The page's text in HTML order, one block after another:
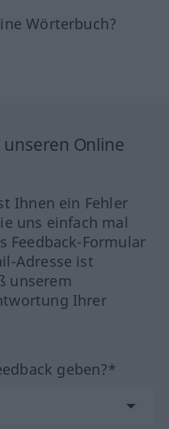
Wörterbuch?
unseren Online
Ihnen ein Fehler
uns einfach mal
Feedback-Formular
Adresse ist
unserem
Ihrer
geben?*